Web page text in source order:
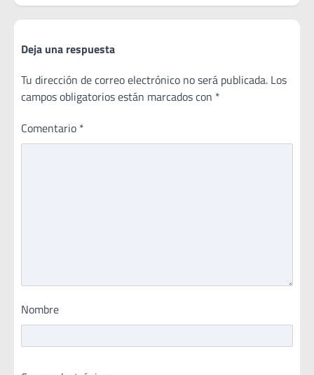
Deja una respuesta
Tu dirección de correo electrónico no será publicada. Los
campos obligatorios están marcados con *
Comentario *
Nombre